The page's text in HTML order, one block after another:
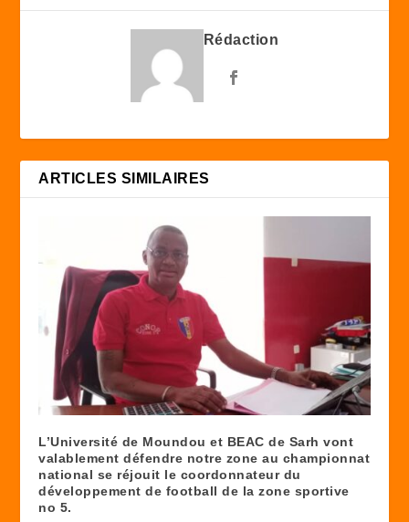
Rédaction
ARTICLES SIMILAIRES
L’Université de Moundou et BEAC de Sarh vont
valablement défendre notre zone au championnat
national se réjouit le coordonnateur du
développement de football de la zone sportive
no 5.